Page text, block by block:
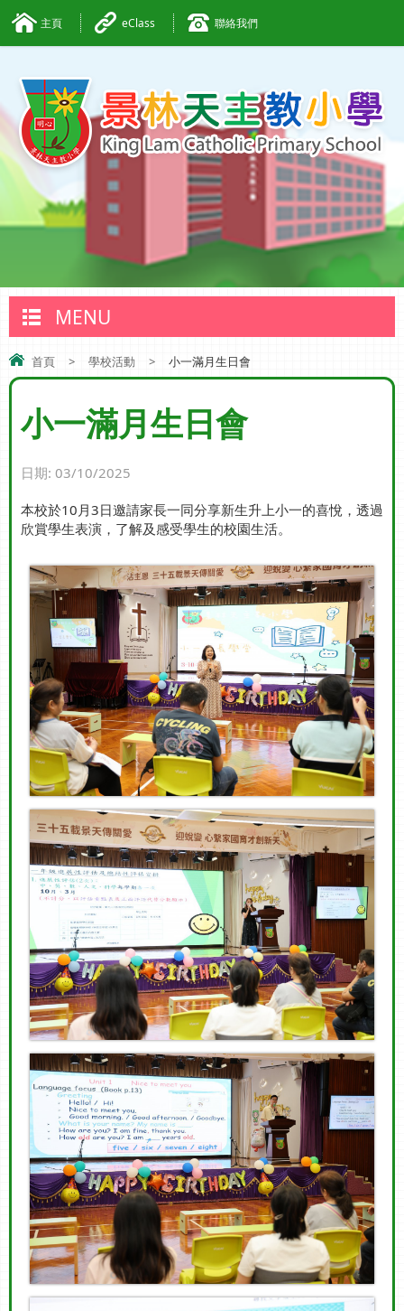
主頁 eClass 聯絡我們
MENU
首頁 > 學校活動 > 小一滿月生日會
小一滿月生日會
日期: 03/10/2025
本校於10月3日邀請家長一同分享新生升上小一的喜悅，透過
欣賞學生表演，了解及感受學生的校園生活。